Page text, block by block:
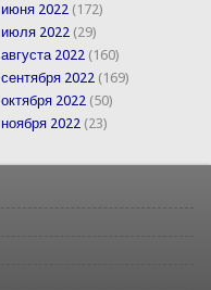
июня 2022 (172)
июля 2022 (29)
августа 2022 (160)
сентября 2022 (169)
октября 2022 (50)
ноября 2022 (23)